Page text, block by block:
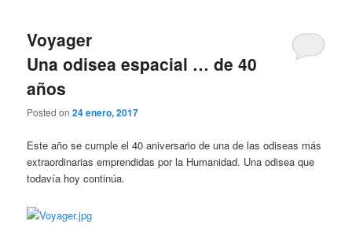
Voyager
Una odisea espacial … de 40
años
Posted on24 enero, 2017
Este año se cumple el 40 aniversario de una de las odiseas más
extraordinarias emprendidas por la Humanidad. Una odisea que
todavía hoy continúa.